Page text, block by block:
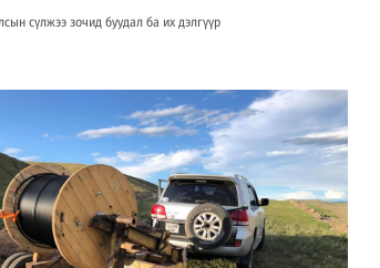
сүлжээ зочид буудал ба их дэлгүүр